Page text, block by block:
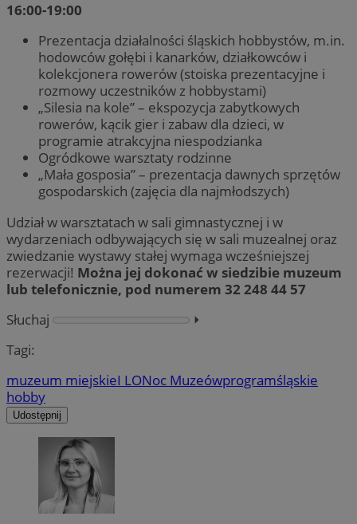
16:00-19:00
Prezentacja działalności śląskich hobbystów, m.in.
hodowców gołębi i kanarków, działkowców i
kolekcjonera rowerów (stoiska prezentacyjne i
rozmowy uczestników z hobbystami)
„Silesia na kole” – ekspozycja zabytkowych
rowerów, kącik gier i zabaw dla dzieci, w
programie atrakcyjna niespodzianka
Ogródkowe warsztaty rodzinne
„Mała gosposia” – prezentacja dawnych sprzętów
gospodarskich (zajęcia dla najmłodszych)
Udział w warsztatach w sali gimnastycznej i w
wydarzeniach odbywających się w sali muzealnej oraz
zwiedzanie wystawy stałej wymaga wcześniejszej
rezerwacji! Można jej dokonać w siedzibie muzeum
lub telefonicznie, pod numerem 32 248 44 57
Słuchaj
⏵︎
Tagi:
muzeum miejskieI LONoc Muzeówprogramśląskie
hobby
Udostępnij